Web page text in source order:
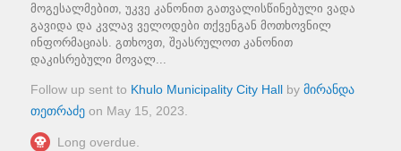
მოგესალმებით, უკვე კანონით გათვალისწინებული ვადა
გავიდა და კვლავ ველოდები თქვენგან მოთხოვნილ
ინფორმაციას. გთხოვთ, შეასრულოთ კანონით
დაკისრებული მოვალ...
Follow up sent to Khulo Municipality City Hall by მირანდა
თეთრაძე on May 15, 2023
Long overdue.